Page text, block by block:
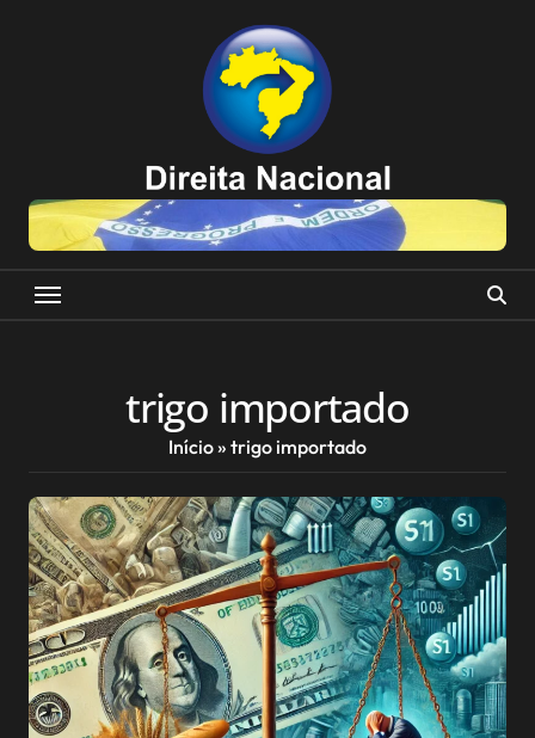
trigo importado
Início» trigo importado